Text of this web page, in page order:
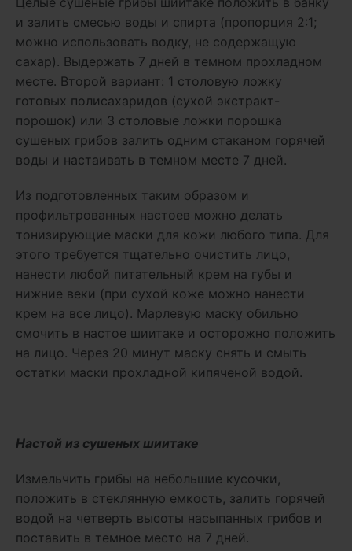
и залить смесью воды и спирта (пропорция 2:1;
можно использовать водку, не содержащую
сахар). Выдержать 7 дней в темном прохладном
месте. Второй вариант: 1 столовую ложку
готовых полисахаридов (сухой экстракт-
порошок) или 3 столовые ложки порошка
сушеных грибов залить одним стаканом горячей
воды и настаивать в темном месте 7 дней.
Из подготовленных таким образом и
профильтрованных настоев можно делать
тонизирующие маски для кожи любого типа. Для
этого требуется тщательно очистить лицо,
нанести любой питательный крем на губы и
нижние веки (при сухой коже можно нанести
крем на все лицо). Марлевую маску обильно
смочить в настое шиитаке и осторожно положить
на лицо. Через 20 минут маску снять и смыть
остатки маски прохладной кипяченой водой.
Настой из сушеных шиитаке
Измельчить грибы на небольшие кусочки,
положить в стеклянную емкость, залить горячей
водой на четверть высоты насыпанных грибов и
поставить в темное место на 7 дней.